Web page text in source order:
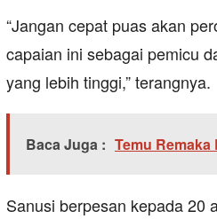
“Jangan cepat puas akan
capaian ini sebagai pemicu
yang lebih tinggi,” terangnya.
Baca Juga : Temu Remaka
Sanusi berpesan kepada 20